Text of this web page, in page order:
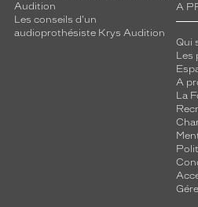
Audition
Les conseils d'un
audioprothésiste Krys Audition
A
Qui
Les
A
La